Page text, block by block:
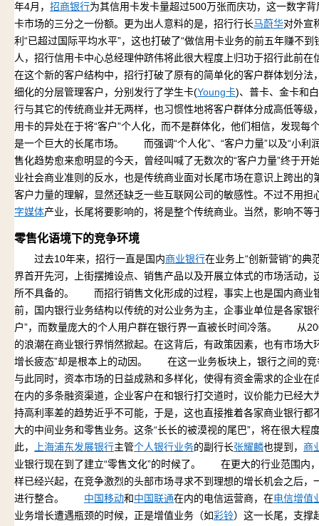
年4月， 招商银行为其信用卡发卡量超过500万张而庆功，这一数字
卡市场的三分之一份额。更为出人意料的是，招行行长马蔚华对外宣
利“已超过国际平均水平”，这也打破了“做信用卡业务的前五年赚
人，招行信用卡中心总经理仲跻伟将此很大程度上归功于招行此前
在这个新的客户结构中，招行打破了原有的简单化的客户群体划分法
细化的分层管理客户，分别发行了学生卡(Young卡)、普卡、金卡
行与其它的传统商业并无两样，也习惯性地将客户群体分成高低等级
用卡的异处在于将“客户”个人化，而不是群体化，他们相信，发现每
是一个巨大的长尾市场。 而强调“个人化”、“客户力量”以及“小利
售化趋势愈来愈明显的今天，曾经叫喊了无数次的“客户力量”终于开
业社会商业准则的反水，也是传统商业面对长尾市场在意识上跨
客户力量的理解，显然还缺乏一些互联网公司的敏感性。不过不用
字媒体产业，长尾将要影响的，将是整个传统商业。当然，影响不等
零售化语境下的竞争环境
过去10年来，招行一直是国内商业银行在业务上“创新营销”的典
界首开先河，上街摆摊设点、销售产品以及开展立体式的市场活动
所不具备的。 而招行销售文化形成的过程，事实上也是国内商业
前，国内银行业务结构以传统的对公业务为主，企事业单位是各家银
户”，而数量庞大的个人用户群在银行界一直被长时间冷落。 从
的浪潮在商业银行界悄然掀起。在这背后，有政策因素，也有市场大
增长疲态”却是根本上的动因。 在这一业务板块上，银行之间的竞
与此同时，资本市场的日益成熟和多样化，使得有资金需求的企业
在内的多条融资渠道，企业客户在和银行打交道时，议价能力已经
持高利率差的趋势近乎不可能，于是，这也直接推着各家商业银行
大的中间业务和零售业务。这条“长长的被漠视的尾巴”，将在很大程
此，
上海浦东发展银行主管个人银行业务的副行长张耀麟也提到， 商
业银行现在到了建立“零售文化”的时候了。 在更大的行业范围内
样已经兴起，在竞争激烈的头部市场寻求不到理想的增长机会之后
进行整合。 中国移动和中国联通在内的电信运营商，在电信增值
业务增长遭遇瓶颈的时候，正是增值业务（如彩铃）这一长尾，支撑